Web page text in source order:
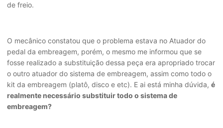
de freio.
O mecânico constatou que o problema estava no Atuador do
pedal da embreagem, porém, o mesmo me informou que se
fosse realizado a substituição dessa peça era apropriado trocar
o outro atuador do sistema de embreagem, assim como todo o
kit da embreagem (platô, disco e etc). E ai está minha dúvida, é
realmente necessário substituir todo o sistema de
embreagem?